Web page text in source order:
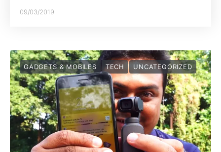
09/03/2019
GADGETS & MOBILES TECH UNCATEGORIZED